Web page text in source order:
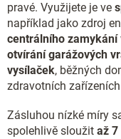
pravé. Využijete je ve
například jako zdroj
centrálního zamykání
otvírání garážových
vysílaček, běžných
zdravotních
Zásluhou nízké míry
spolehlivě sloužit až 7